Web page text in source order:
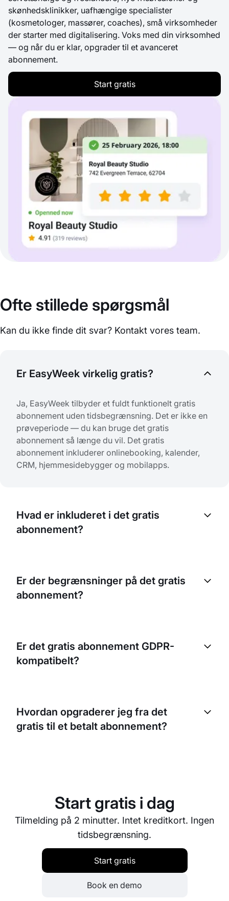
skønhedsklinikker, uafhængige specialister
(kosmetologer, massører, coaches), små virksomheder
der starter med digitalisering. Voks med din virksomhed
— og når du er klar, opgrader til et avanceret
abonnement.
Start gratis
Ofte stillede spørgsmål
Kan du ikke finde dit svar? Kontakt vores team.
Er EasyWeek virkelig gratis?
Ja, EasyWeek tilbyder et fuldt funktionelt gratis
abonnement uden tidsbegrænsning. Det er ikke en
prøveperiode — du kan bruge det gratis
abonnement så længe du vil. Det gratis
abonnement inkluderer onlinebooking, kalender,
CRM, hjemmesidebygger og mobilapps.
Hvad er inkluderet i det gratis
abonnement?
hjemmesidebygger, mobilapps, automatiske
påmindelser og grundlæggende integrationer.
Er der begrænsninger på det gratis
abonnement?
(avancerede analyser, ekstra integrationer). For de
fleste selvstændige og små virksomheder er det
Er det gratis abonnement GDPR-
kompatibelt?
databehandleraftale — også på det gratis
abonnement.
Hvordan opgraderer jeg fra det
gratis til et betalt abonnement?
Start gratis i dag
Tilmelding på 2 minutter. Intet kreditkort. Ingen
tidsbegrænsning.
Start gratis
Book en demo